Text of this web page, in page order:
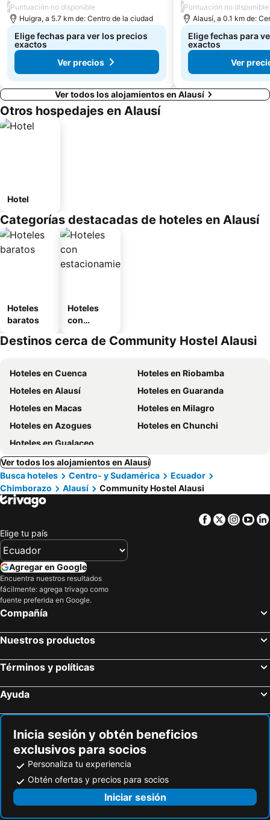
/Puntuación no disponible
Huigra, a 5.7 km de: Centro de la ciudad
Elige fechas para ver los precios
exactos
Ver precios
/Puntuación no disponible
Alausí, a 0.1 km de:
Elige fechas para
exactos
Ver
Ver todos los alojamientos en Alausí
Otros hospedajes en Alausí
Hotel
Categorías destacadas de hoteles en Alausí
Hoteles
baratos
Hoteles
con
miento
Destinos cerca de Community Hostel Alausi
Hoteles en Cuenca
Hoteles en Riobamba
Hoteles en Alausí
Hoteles en Guaranda
Hoteles en Macas
Hoteles en Milagro
Hoteles en Azogues
Hoteles en Chunchi
Hoteles en Gualaceo
Ver todos los alojamientos en Alausí
Busca hoteles
Centro- y Sudamérica
Ecuador
Chimborazo
Alausí Community Hostel Alausi
Facebook
Twitter
Elige tu país
Agregar en Google
Encuentra nuestros resultados
fácilmente: agrega trivago como
fuente preferida en Google.
Compañía
Nuestros productos
Términos y políticas
Ayuda
Inicia sesión y obtén beneficios
exclusivos para socios
Personaliza tu experiencia
Obtén ofertas y precios para socios
Iniciar sesión